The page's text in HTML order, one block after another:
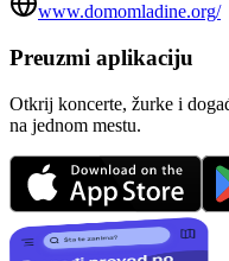
www.domomladine.org/
Preuzmi aplikaciju
Otkrij koncerte, žurke i
na jednom mestu.